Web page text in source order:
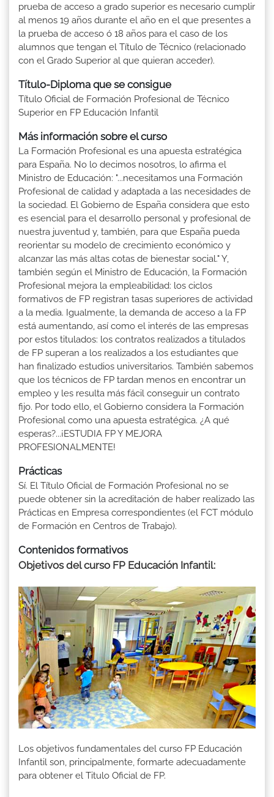
prueba de acceso a grado superior es necesario cumplir
al menos 19 años durante el año en el que presentes a
la prueba de acceso ó 18 años para el caso de los
alumnos que tengan el Título de Técnico (relacionado
con el Grado Superior al que quieran acceder).
Título-Diploma que se consigue
Título Oficial de Formación Profesional de Técnico
Superior en FP Educación Infantil
Más información sobre el curso
La Formación Profesional es una apuesta estratégica
para España. No lo decimos nosotros, lo afirma el
Ministro de Educación: "...necesitamos una Formación
Profesional de calidad y adaptada a las necesidades de
la sociedad. El Gobierno de España considera que esto
es esencial para el desarrollo personal y profesional de
nuestra juventud y, también, para que España pueda
reorientar su modelo de crecimiento económico y
alcanzar las más altas cotas de bienestar social." Y,
también según el Ministro de Educación, la Formación
Profesional mejora la empleabilidad: los ciclos
formativos de FP registran tasas superiores de actividad
a la media. Igualmente, la demanda de acceso a la FP
está aumentando, así como el interés de las empresas
por estos titulados: los contratos realizados a titulados
de FP superan a los realizados a los estudiantes que
han finalizado estudios universitarios. También sabemos
que los técnicos de FP tardan menos en encontrar un
empleo y les resulta más fácil conseguir un contrato
fijo. Por todo ello, el Gobierno considera la Formación
Profesional como una apuesta estratégica. ¿A qué
esperas?...¡ESTUDIA FP Y MEJORA
PROFESIONALMENTE!
Prácticas
Sí. El Título Oficial de Formación Profesional no se
puede obtener sin la acreditación de haber realizado las
Prácticas en Empresa correspondientes (el FCT módulo
de Formación en Centros de Trabajo).
Contenidos formativos
Objetivos del curso FP Educación Infantil:
Los objetivos fundamentales del curso FP Educación
Infantil son, principalmente, formarte adecuadamente
para obtener el Titulo Oficial de FP.